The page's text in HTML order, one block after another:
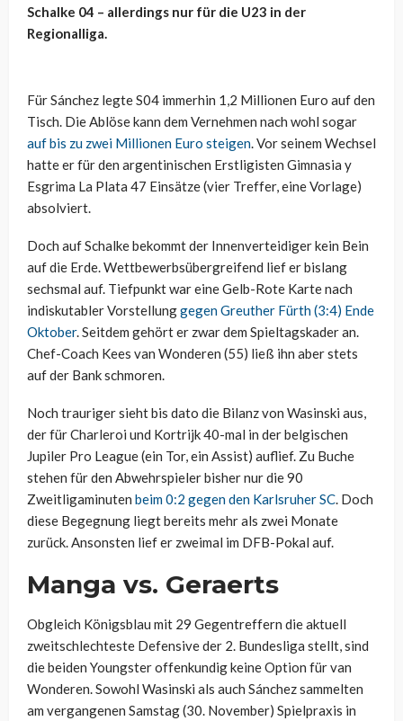
Schalke 04 – allerdings nur für die U23 in der
Regionalliga.
Für Sánchez legte S04 immerhin 1,2 Millionen Euro auf den
Tisch. Die Ablöse kann dem Vernehmen nach wohl sogar
auf bis zu zwei Millionen Euro steigen. Vor seinem Wechsel
hatte er für den argentinischen Erstligisten Gimnasia y
Esgrima La Plata 47 Einsätze (vier Treffer, eine Vorlage)
absolviert.
Doch auf Schalke bekommt der Innenverteidiger kein Bein
auf die Erde. Wettbewerbsübergreifend lief er bislang
sechsmal auf. Tiefpunkt war eine Gelb-Rote Karte nach
indiskutabler Vorstellunggegen Greuther Fürth (3:4) Ende
Oktober. Seitdem gehört er zwar dem Spieltagskader an.
Chef-Coach Kees van Wonderen (55) ließ ihn aber stets
auf der Bank schmoren.
Noch trauriger sieht bis dato die Bilanz von Wasinski aus,
der für Charleroi und Kortrijk 40-mal in der belgischen
Jupiler Pro League (ein Tor, ein Assist) auflief. Zu Buche
stehen für den Abwehrspieler bisher nur die 90
Zweitligaminuten beim 0:2 gegen den Karlsruher SC. Doch
diese Begegnung liegt bereits mehr als zwei Monate
zurück. Ansonsten lief er zweimal im DFB-Pokal auf.
Manga vs. Geraerts
Obgleich Königsblau mit 29 Gegentreffern die aktuell
zweitschlechteste Defensive der 2. Bundesliga stellt, sind
die beiden Youngster offenkundig keine Option für van
Wonderen. Sowohl Wasinski als auch Sánchez sammelten
am vergangenen Samstag (30. November) Spielpraxis in